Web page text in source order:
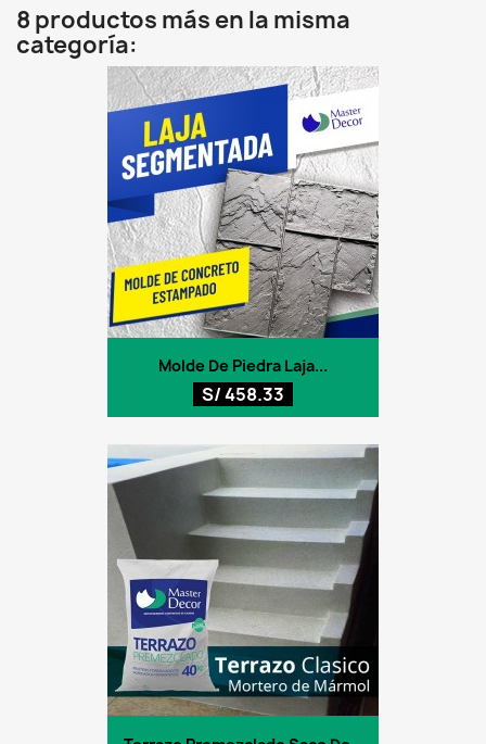
8 productos más en la misma
categoría:
Molde De Piedra Laja...
S/ 458.33